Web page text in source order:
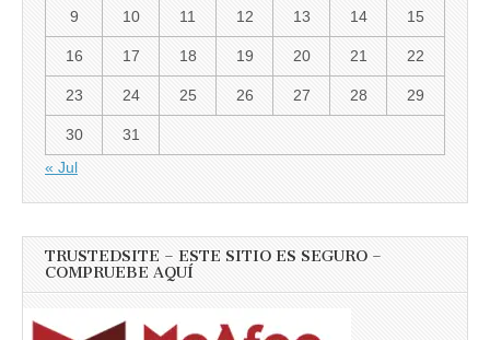
9 10 11 12 13 14 15
16 17 18 19 20 21 22
23 24 25 26 27 28 29
30
31
« Jul
TRUSTEDSITE – ESTE SITIO ES SEGURO –
COMPRUEBE AQUÍ